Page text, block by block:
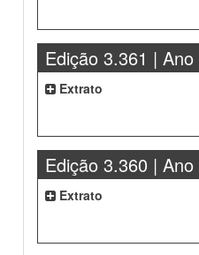
Edição 3.361 | Ano
Extrato
Edição 3.360 | Ano
Extrato